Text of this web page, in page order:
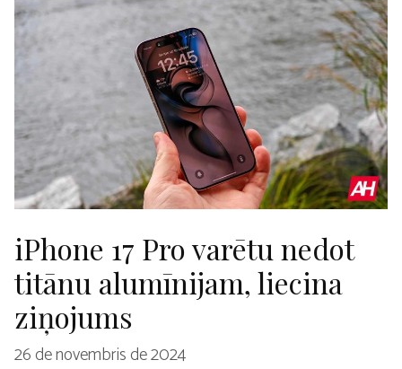
iPhone 17 Pro varētu nedot
titānu alumīnijam, liecina
ziņojums
26 de novembris de 2024